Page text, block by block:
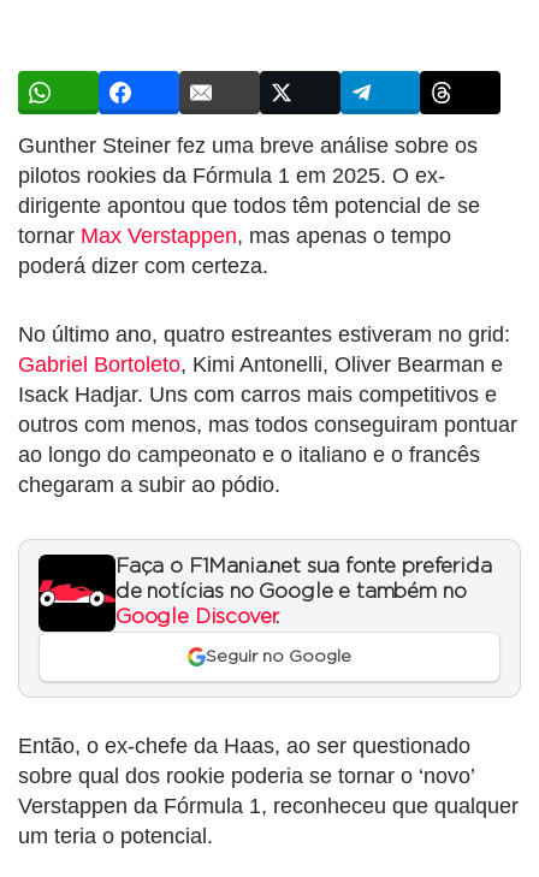
Gunther Steiner fez uma breve análise sobre os
pilotos rookies da Fórmula 1 em 2025. O ex-
dirigente apontou que todos têm potencial de se
tornar Max Verstappen, mas apenas o tempo
poderá dizer com certeza.
No último ano, quatro estreantes estiveram no grid:
Gabriel Bortoleto, Kimi Antonelli, Oliver Bearman e
Isack Hadjar. Uns com carros mais competitivos e
outros com menos, mas todos conseguiram pontuar
ao longo do campeonato e o italiano e o francês
chegaram a subir ao pódio.
Faça o F1Mania.net sua fonte preferida
de notícias no Google e também no
Google Discover.
Seguir no Google
Então, o ex-chefe da Haas, ao ser questionado
sobre qual dos rookie poderia se tornar o ‘novo’
Verstappen da Fórmula 1, reconheceu que qualquer
um teria o potencial.